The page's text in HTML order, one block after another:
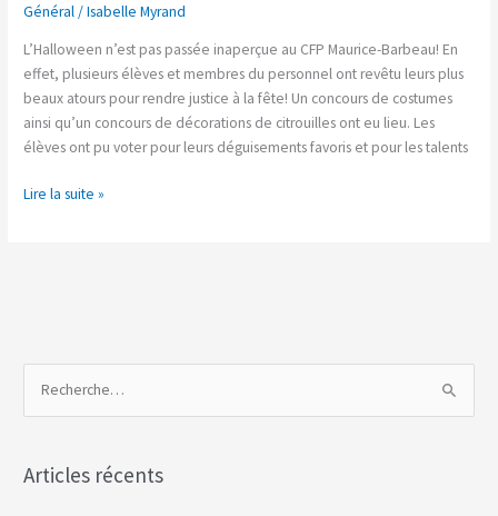
Général/Isabelle Myrand
L’Halloween n’est pas passée inaperçue au CFP Maurice-Barbeau! En
effet, plusieurs élèves et membres du personnel ont revêtu leurs plus
beaux atours pour rendre justice à la fête! Un concours de costumes
ainsi qu’un concours de décorations de citrouilles ont eu lieu. Les
élèves ont pu voter pour leurs déguisements favoris et pour les talents
l’Halloween!
Lire la suite »
h
Articles récents